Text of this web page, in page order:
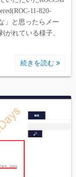
11-820-
」と思ったらメー
がれている様子。
続きを読む